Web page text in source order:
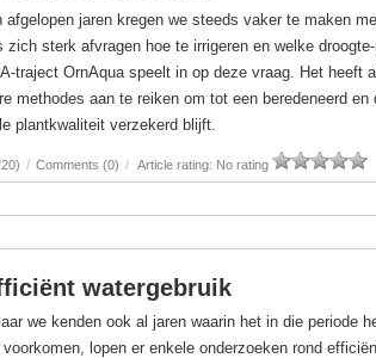
jaren kregen we steeds vaker te maken
zich sterk afvragen hoe te irrigeren en welke
traject OrnAqua speelt in op deze vraag. Het heeft
methodes aan te reiken om tot een beredeneerd en
plantkwaliteit verzekerd blijft.
/ Comments (0) / Article rating: No rating
watergebruik
we kenden ook al jaren waarin het in die periode
lopen er enkele onderzoeken rond